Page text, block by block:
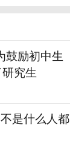
鼓励初中生
究生
是什么人都